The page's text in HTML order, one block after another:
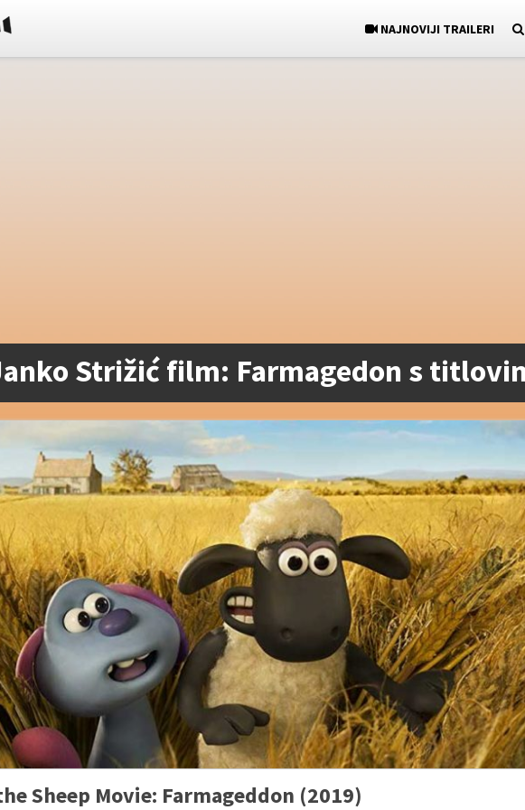
NAJNOVIJI TRAILERI
Strižić film: Farmagedon s
Sheep Movie: Farmageddon (2019)